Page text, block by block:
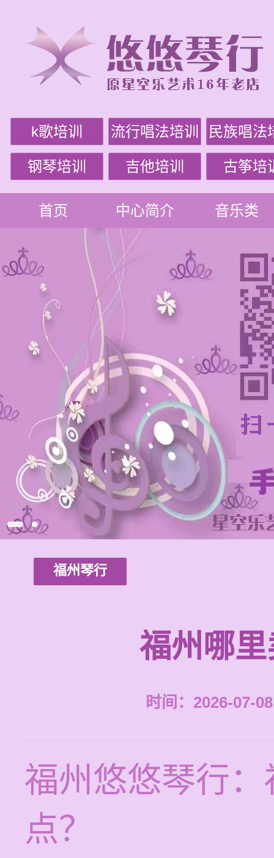
k歌培训 流行唱法培训 民族唱法
钢琴培训 吉他培训 古筝培
首页 中心简介 音乐类
福州琴行
福州哪
时间：2026-07-
福州悠悠琴行
点？